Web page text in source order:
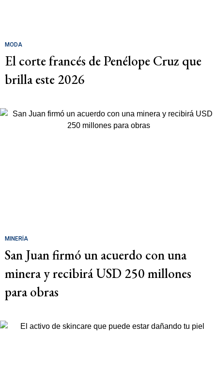
MODA
El corte francés de Penélope Cruz que
brilla este 2026
MINERÍA
San Juan firmó un acuerdo con una
minera y recibirá USD 250 millones
para obras